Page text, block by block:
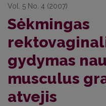
Vol. 5 No. 4 (2007)
Sėkmingas
gydymas
musculus
atvejis